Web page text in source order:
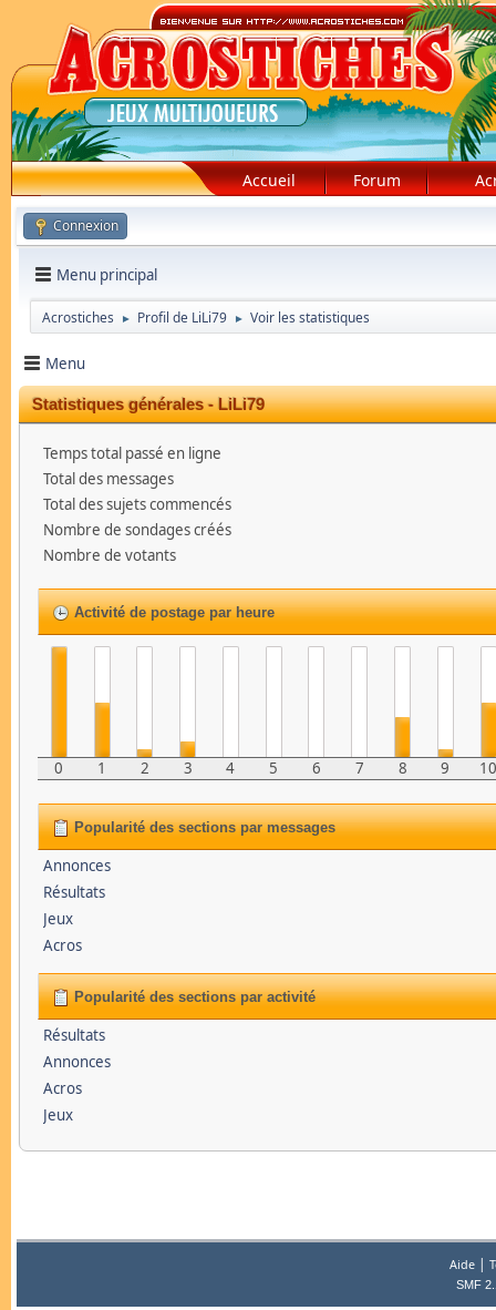
Accueil Forum
Connexion
Menu principal
Acrostiches ► Profil de LiLi79 ► Voir les statistiques
Menu
Statistiques générales - LiLi79
Temps total passé en ligne
Total des messages
Total des sujets commencés
Nombre de sondages créés
Nombre de votants
Activité de postage par heure
0 1 2 3 4 5 6 7 8 9
Popularité des sections par messages
Annonces
Résultats
Jeux
Acros
Popularité des sections par activité
Résultats
Annonces
Acros
Jeux
Aide|
SMF